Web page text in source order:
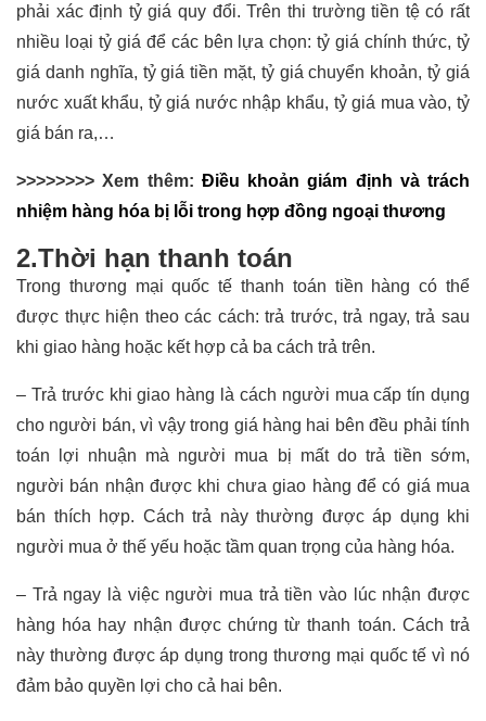
phải xác định tỷ giá quy đổi. Trên thi trường tiền tệ có rất
nhiều loại tỷ giá để các bên lựa chọn: tỷ giá chính thức, tỷ
giá danh nghĩa, tỷ giá tiền mặt, tỷ giá chuyển khoản, tỷ giá
nước xuất khẩu, tỷ giá nước nhập khẩu, tỷ giá mua vào, tỷ
giá bán ra,…
>>>>>>>> Xem thêm: Điều khoản giám định và trách
nhiệm hàng hóa bị lỗi trong hợp đồng ngoại thương
2.Thời hạn thanh toán
Trong thương mại quốc tế thanh toán tiền hàng có thể
được thực hiện theo các cách: trả trước, trả ngay, trả sau
khi giao hàng hoặc kết hợp cả ba cách trả trên.
– Trả trước khi giao hàng là cách người mua cấp tín dụng
cho người bán, vì vậy trong giá hàng hai bên đều phải tính
toán lợi nhuận mà người mua bị mất do trả tiền sớm,
người bán nhận được khi chưa giao hàng để có giá mua
bán thích hợp. Cách trả này thường được áp dụng khi
người mua ở thế yếu hoặc tầm quan trọng của hàng hóa.
– Trả ngay là việc người mua trả tiền vào lúc nhận được
hàng hóa hay nhận được chứng từ thanh toán. Cách trả
này thường được áp dụng trong thương mại quốc tế vì nó
đảm bảo quyền lợi cho cả hai bên.